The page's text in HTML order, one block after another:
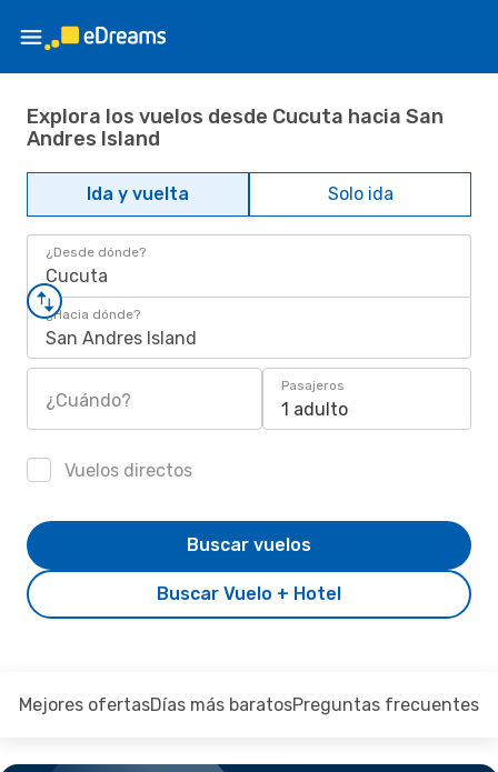
Explora los vuelos desde Cucuta hacia San
Andres Island
Ida y vuelta Solo ida
¿Desde dónde?
Cucuta
¿Hacia dónde?
San Andres Island
¿Cuándo?
Pasajeros
1 adulto
Vuelos directos
Buscar Vuelo + Hotel
Buscar vuelos
Mejores ofertasDías más baratosPreguntas frecuentes